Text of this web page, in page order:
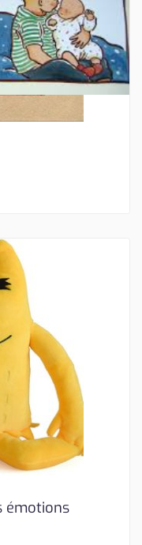
émotions